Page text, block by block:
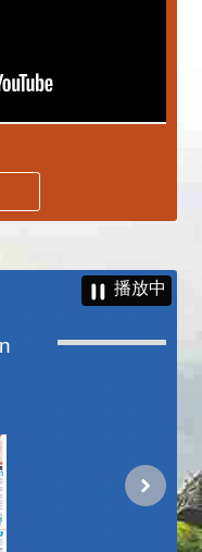
播放中